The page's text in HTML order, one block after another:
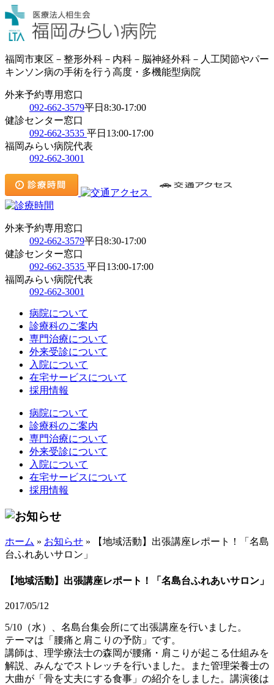
福岡市東区－整形外科－内科－脳神経外科－人工関節やパー
キンソン病の手術を行う高度・多機能型病院
外来予約専用窓口
092-662-3579平日8:30-17:00
健診センター窓口
092-662-3535 平日13:00-17:00
福岡みらい病院代表
092-662-3001
外来予約専用窓口
092-662-3579平日8:30-17:00
健診センター窓口
092-662-3535 平日13:00-17:00
福岡みらい病院代表
092-662-3001
病院について
診療科のご案内
専門治療について
外来受診について
入院について
在宅サービスについて
採用情報
病院について
診療科のご案内
専門治療について
外来受診について
入院について
在宅サービスについて
採用情報
ホーム » お知らせ »
【地域活動】出張講座レポート！「名島
台ふれあいサロン」
【地域活動】出張講座レポート！「名島台ふれあいサロン」
2017/05/12
5/10（水）、名島台集会所にて出張講座を行いました。
テーマは「腰痛と肩こりの予防」です。
講師は、理学療法士の森岡が腰痛・肩こりが起こる仕組みを
解説、みんなでストレッチを行いました。また管理栄養士の
大曲が「骨を丈夫にする食事」の紹介をしました。講演後は